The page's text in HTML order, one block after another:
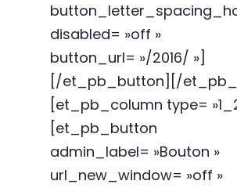
disabled= »off »
button_url= »/2016/ »]
[/et_pb_button][/
[et_pb_column type=
[et_pb_button
admin_label= »Bouton »
url_new_window= »off »